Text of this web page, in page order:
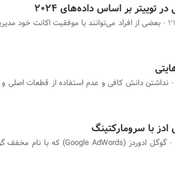
بر اساس داده‌های 2024
بعضی از افراد می‌توانند با موفقیت اکانت خود
نداشتن دانش کافی و عدم استفاده از قطعات اصلی
با سرومارکتینگ